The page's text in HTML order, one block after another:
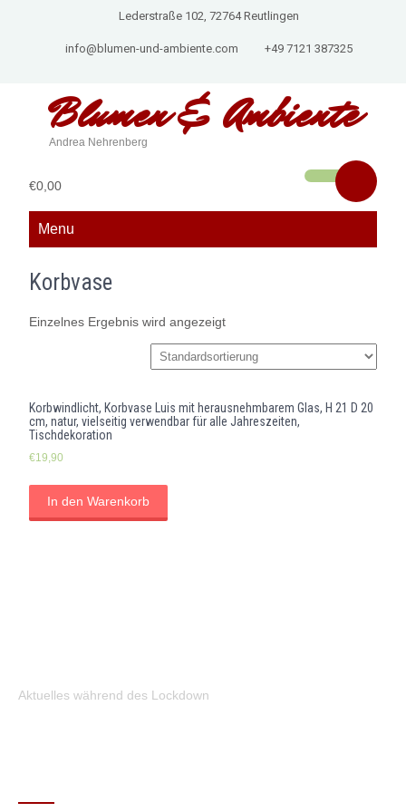
Lederstraße 102, 72764 Reutlingen
info@blumen-und-ambiente.com +49 7121 387325
Blumen &Ambiente
Andrea Nehrenberg
€0,00
Menu
Korbvase
Einzelnes Ergebnis wird angezeigt
Korbwindlicht, Korbvase Luis mit herausnehmbarem Glas, H 21 D 20
cm, natur, vielseitig verwendbar für alle Jahreszeiten,
Tischdekoration
€19,90
In den Warenkorb
Aktuelles während des Lockdown